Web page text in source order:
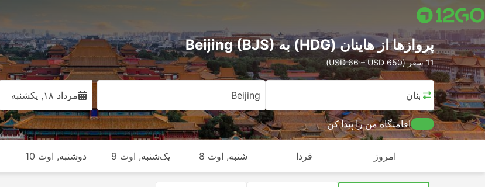
پرواز‌ها از هاینان (HDG) به Beijing (BJS)
11 سفر (USD 66 – USD 650)
هاینان Beijing مرداد ۱۸, یکشنبه
اقامتگاه من را پیدا کن
امروز فردا شنبه, اوت 8 یک‌شنبه, اوت 9 دوشنبه, اوت 10